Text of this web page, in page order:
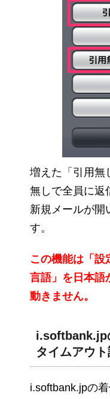
増えた「引用無
無しで全員に返
新規メールが開
す。
この機能は「設
言語」を日本語
動きません。
i.softbank.jp
タイムアウ
i.softbank.jpの